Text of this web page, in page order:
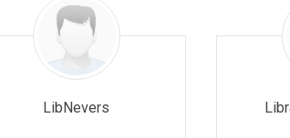
LibNevers